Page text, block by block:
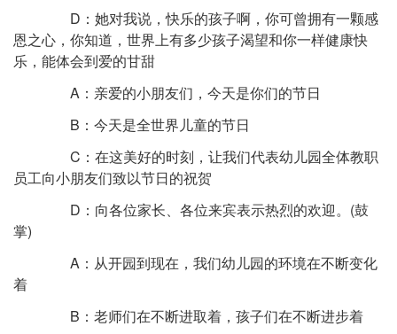
D：她对我说，快乐的孩子啊，你可曾拥有一颗感
恩之心，你知道，世界上有多少孩子渴望和你一样健康快
乐，能体会到爱的甘甜
A：亲爱的小朋友们，今天是你们的节日
B：今天是全世界儿童的节日
C：在这美好的时刻，让我们代表幼儿园全体教职
员工向小朋友们致以节日的祝贺
D：向各位家长、各位来宾表示热烈的欢迎。(鼓
掌)
A：从开园到现在，我们幼儿园的环境在不断变化
着
B：老师们在不断进取着，孩子们在不断进步着